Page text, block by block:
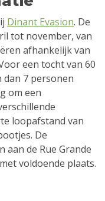
Dinant Evasion. De
tot november, van
afhankelijk van
een tocht van 60
dan 7 personen
om een
loopafstand van
De
aan de Rue Grande
voldoende plaats.